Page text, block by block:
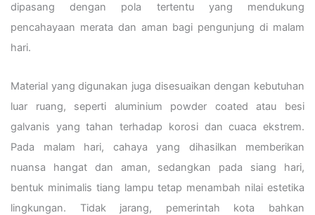
dipasang dengan pola tertentu yang mendukung
pencahayaan merata dan aman bagi pengunjung di malam
hari.
Material yang digunakan juga disesuaikan dengan kebutuhan
luar ruang, seperti aluminium powder coated atau besi
galvanis yang tahan terhadap korosi dan cuaca ekstrem.
Pada malam hari, cahaya yang dihasilkan memberikan
nuansa hangat dan aman, sedangkan pada siang hari,
bentuk minimalis tiang lampu tetap menambah nilai estetika
lingkungan. Tidak jarang, pemerintah kota bahkan